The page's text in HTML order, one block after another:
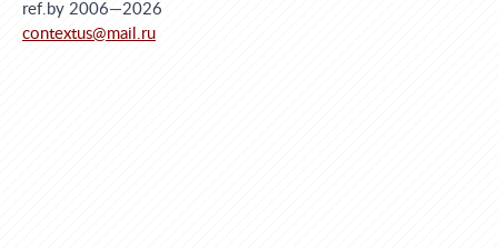
ref.by 2006—2026
contextus@mail.ru